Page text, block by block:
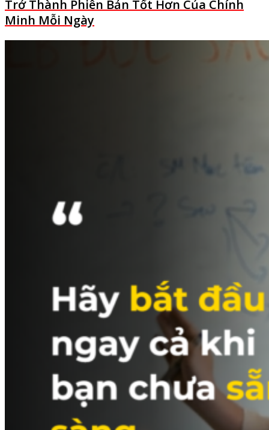
Trở Thành Phiên Bản Tốt Hơn Của Chính
Minh Mỗi Ngày